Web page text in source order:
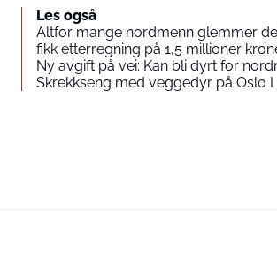
Les også
Altfor mange nordmenn glemmer
fikk etterregning på 1,5 millioner
Ny avgift på vei: Kan bli dyrt for
Skrekkseng med veggedyr på Oslo